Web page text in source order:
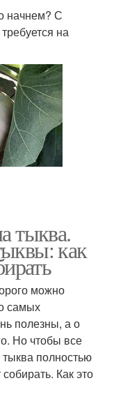
начнем? С
на
тыква.
как
можно
самых
полезны, а о
Но чтобы все
полностью
Как это